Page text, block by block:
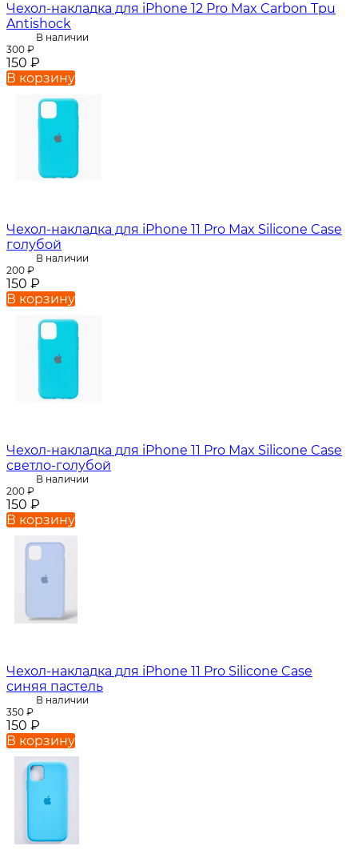
Чехол-накладка для iPhone 12 Pro Max Carbon Tpu
Antishock
В наличии
300 ₽
150 ₽
В корзину
Чехол-накладка для iPhone 11 Pro Max Silicone Case
голубой
В наличии
200 ₽
150 ₽
В корзину
Чехол-накладка для iPhone 11 Pro Max Silicone Case
светло-голубой
В наличии
200 ₽
150 ₽
В корзину
Чехол-накладка для iPhone 11 Pro Silicone Case
синяя пастель
В наличии
350 ₽
150 ₽
В корзину